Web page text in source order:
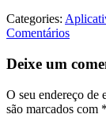
Categories:
Comentários
Deixe um
O seu endereço de
são marcados com *